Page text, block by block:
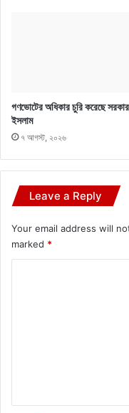
গণভোটের অধিকার চুরি করেছে সরকার
ইসলাম
৭ আগস্ট, ২০২৬
Leave a Reply
Your email address will
marked *